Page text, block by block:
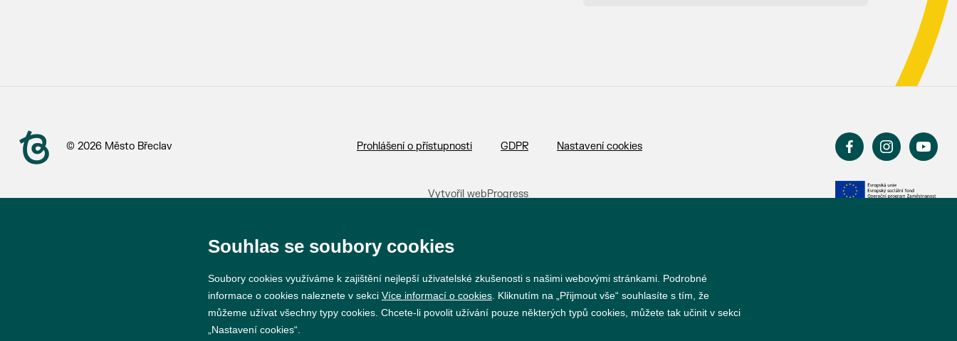
© 2026 Město Břeclav Prohlášení o přístupnosti GDPR Nastavení cookies
VytvořilwebProgress
Souhlas se soubory cookies
Soubory cookies využíváme k zajištění nejlepší uživatelské zkušenosti s našimi webovými stránkami. Podrobné
informace o cookies naleznete v sekci Více informací o cookies . Kliknutím na „Přijmout vše“ souhlasíte s tím, že
můžeme užívat všechny typy cookies. Chcete-li povolit užívání pouze některých typů cookies, můžete tak učinit v sekci
„Nastavení cookies“.